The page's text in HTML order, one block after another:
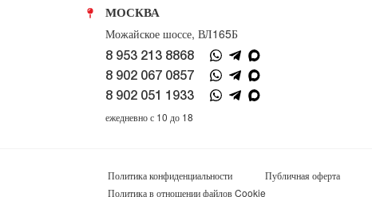
МОСКВА
Можайское шоссе, ВЛ165Б
8 953 213 8868
8 902 067 0857
8 902 051 1933
ежедневно с 10 до 18
Политика конфиденциальности Публичная оферта
Политика в отношении файлов Cookie